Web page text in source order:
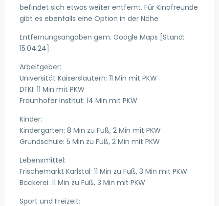
befindet sich etwas weiter entfernt. Für Kinofreunde
gibt es ebenfalls eine Option in der Nähe.
Entfernungsangaben gem. Google Maps [Stand:
15.04.24]:
Arbeitgeber:
Universität Kaiserslautern: 11 Min mit PKW
DFKI: 11 Min mit PKW
Fraunhofer Institut: 14 Min mit PKW
Kinder:
Kindergarten: 8 Min zu Fuß, 2 Min mit PKW
Grundschule: 5 Min zu Fuß, 2 Min mit PKW
Lebensmittel:
Frischemarkt Karlstal: 11 Min zu Fuß, 3 Min mit PKW
Bäckerei: 11 Min zu Fuß, 3 Min mit PKW
Sport und Freizeit: